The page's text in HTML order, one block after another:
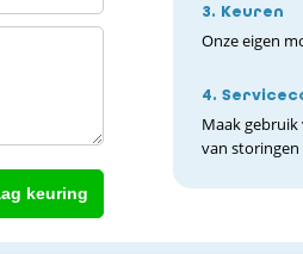
3. Keuren
Onze eigen
4.
Maak
van